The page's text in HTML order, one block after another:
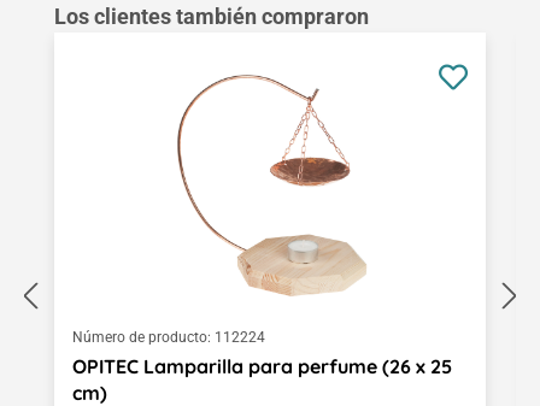
Omitir la galería de productos
Los clientes también compraron
Número de producto: 112224
OPITEC Lamparilla para perfume (26 x 25
cm)